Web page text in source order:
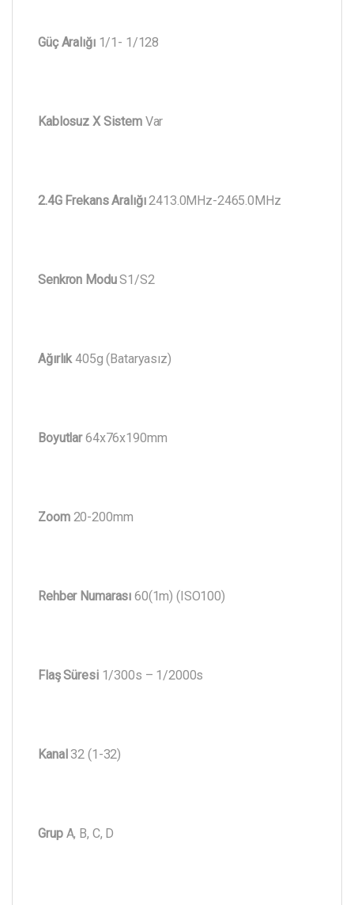
Güç Aralığı1/1- 1/128
Kablosuz X SistemVar
2.4G Frekans Aralığı2413.0MHz-2465.0MHz
Senkron ModuS1/S2
Ağırlık405g (Bataryasız)
Boyutlar64x76x190mm
Zoom20-200mm
Rehber Numarası 60(1m) (ISO100)
Flaş Süresi1/300s – 1/2000s
Kanal32 (1-32)
Grup A, B, C, D